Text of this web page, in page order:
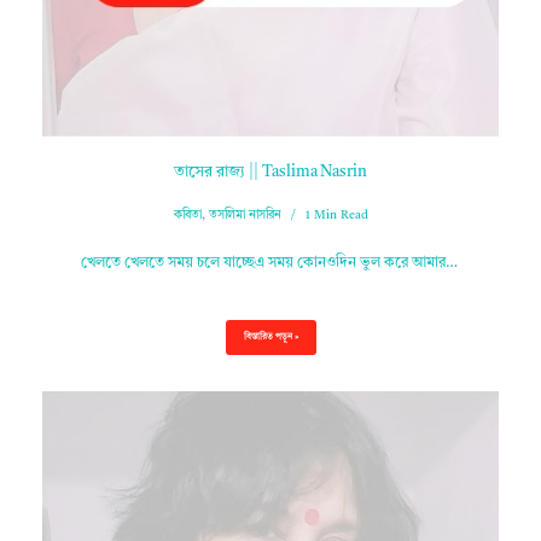
তাসের রাজ্য || Taslima Nasrin
কবিতা,তসলিমা নাসরিন 1 Min Read
খেলতে খেলতে সময় চলে যাচ্ছেএ সময় কোনওদিন ভুল করে আমার…
বিস্তারিত পড়ুন »